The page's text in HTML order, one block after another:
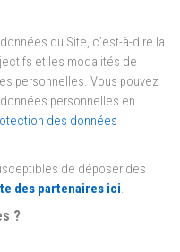
du Site, c’est-à-dire la
et les modalités de
personnelles. Vous pouvez
personnelles en
des données
de déposer des
des partenaires ici.
?